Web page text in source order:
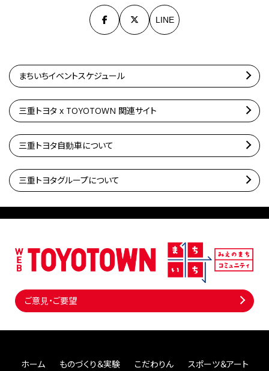
LINE
まちいちイベントスケジュール
三重トヨタ x TOYOTOWN 関連サイト
三重トヨタ自動車について
三重トヨタグループについて
ご意見・ご要望
ホーム ものづくり＆実験 こだわりん スポーツ＆アート